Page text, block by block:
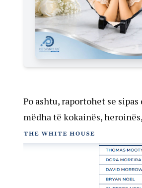
Po ashtu, raportohet se
mëdha të kokainës,